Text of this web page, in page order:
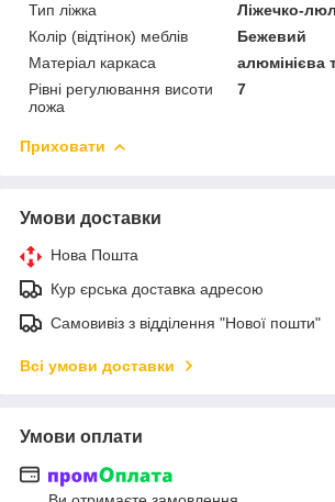
Тип ліжка
Ліжечко-
Колір (відтінок) меблів
Бежевий
Матеріал каркаса
алюмінієва
Рівні регулювання висоти
ложа
7
Приховати
Умови доставки
Нова Пошта
Кур єрська доставка адресою
Самовивіз з відділення "Нової пошти"
Всі умови доставки
Умови оплати